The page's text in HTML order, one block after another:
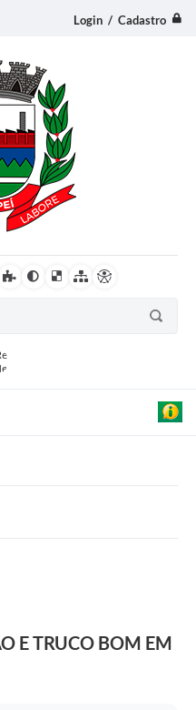
Login / Cadastro
E TRUCO BOM EM